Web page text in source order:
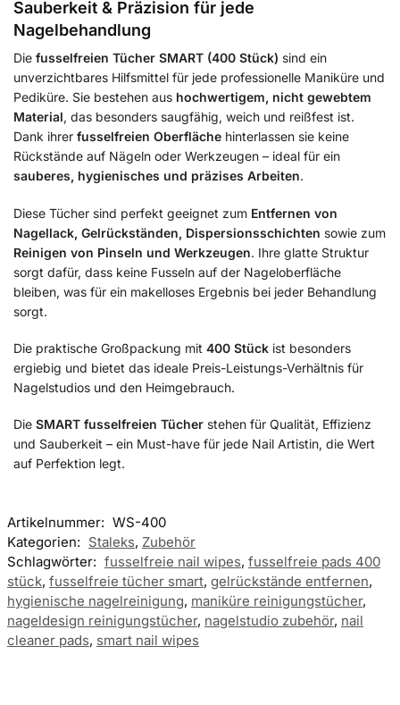
Sauberkeit & Präzision für jede
Nagelbehandlung
Die fusselfreien Tücher SMART (400 Stück) sind ein
unverzichtbares Hilfsmittel für jede professionelle Maniküre und
Pediküre. Sie bestehen aus hochwertigem, nicht gewebtem
Material, das besonders saugfähig, weich und reißfest ist.
Dank ihrer fusselfreien Oberfläche hinterlassen sie keine
Rückstände auf Nägeln oder Werkzeugen – ideal für ein
sauberes, hygienisches und präzises Arbeiten.
Diese Tücher sind perfekt geeignet zum Entfernen von
Nagellack, Gelrückständen, Dispersionsschichten sowie zum
Reinigen von Pinseln und Werkzeugen. Ihre glatte Struktur
sorgt dafür, dass keine Fusseln auf der Nageloberfläche
bleiben, was für ein makelloses Ergebnis bei jeder Behandlung
sorgt.
Die praktische Großpackung mit 400 Stück ist besonders
ergiebig und bietet das ideale Preis-Leistungs-Verhältnis für
Nagelstudios und den Heimgebrauch.
Die SMART fusselfreien Tücher stehen für Qualität, Effizienz
und Sauberkeit – ein Must-have für jede Nail Artistin, die Wert
auf Perfektion legt.
Artikelnummer: WS-400
Kategorien: Staleks, Zubehör
Schlagwörter: fusselfreie nail wipes, fusselfreie pads 400
stück, fusselfreie tücher smart, gelrückstände entfernen,
hygienische nagelreinigung, maniküre reinigungstücher,
nageldesign reinigungstücher, nagelstudio zubehör, nail
cleaner pads, smart nail wipes